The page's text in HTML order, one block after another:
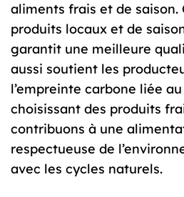
aliments frais et de saison.
produits locaux et de
garantit une meilleure
aussi soutient les
l’empreinte carbone liée
choisissant des produits
contribuons à une
respectueuse de
avec les cycles naturels.